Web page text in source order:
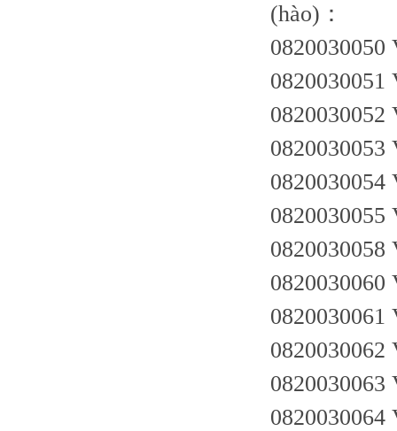
(hào)：
0820030050
0820030051
0820030052
0820030053
0820030054
0820030055
0820030058
0820030060
0820030061
0820030062
0820030063
0820030064